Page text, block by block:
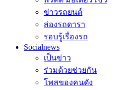
ข่าวรถยนต์
ส่องรถดารา
รอบรู้เรื่องรถ
Socialnews
เป็นข่าว
ร่วมด้วยช่วยกัน
โพสของคนดัง